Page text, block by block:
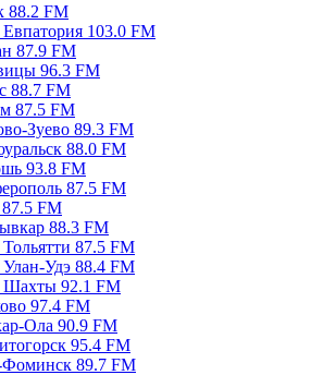
88.2 FM
103.0 FM
87.9 FM
96.3 FM
88.7 FM
87.5 FM
Зуево 89.3 FM
88.0 FM
93.8 FM
87.5 FM
FM
88.3 FM
87.5 FM
Удэ 88.4 FM
Шахты 92.1 FM
97.4 FM
Ола 90.9 FM
95.4 FM
89.7 FM